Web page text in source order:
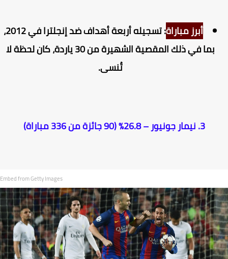
أبرز مباراة
: تسجيله أربعة أهداف ضد إنجلترا في 2012،
بما في ذلك المقصية الشهيرة من 30 ياردة، كان لحظة لا
تُنسى.
Embed from Getty Images